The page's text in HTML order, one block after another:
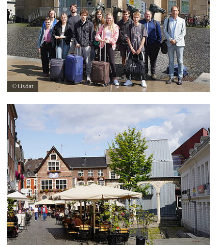
© Lisdat